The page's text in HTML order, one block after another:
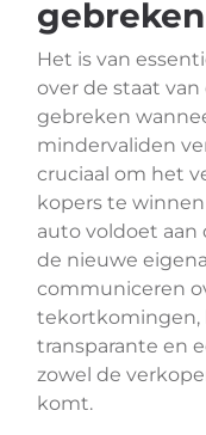
gebreken
Het is van
over de staat
gebreken
mindervaliden
cruciaal om het
kopers te
auto voldoet aan
de nieuwe
communiceren
tekortkomingen,
transparante en
zowel de
komt.